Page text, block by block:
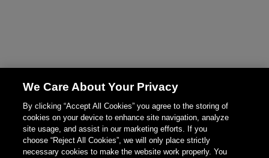
We Care About Your Privacy
By clicking “Accept All Cookies” you agree to the storing of
cookies on your device to enhance site navigation, analyze
site usage, and assist in our marketing efforts. If you
choose “Reject All Cookies”, we will only place strictly
necessary cookies to make the website work properly. You